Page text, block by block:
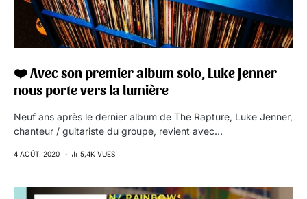
❤️ Avec son premier album solo, Luke Jenner
nous porte vers la lumière
Neuf ans après le dernier album de The Rapture, Luke Jenner,
chanteur / guitariste du groupe, revient avec…
4 AOÛT. 2020 5,4K VUES